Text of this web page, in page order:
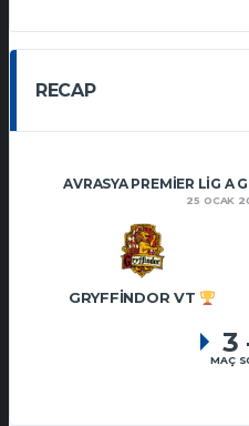
RECAP
AVRASYA PREMIER LIG A
25 OCAK
GRYFFINDOR VT
3
MAÇ